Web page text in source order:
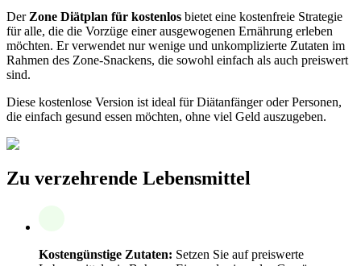
Der Zone Diätplan für kostenlos bietet eine kostenfreie Strategie
für alle, die die Vorzüge einer ausgewogenen Ernährung erleben
möchten. Er verwendet nur wenige und unkomplizierte Zutaten im
Rahmen des Zone-Snackens, die sowohl einfach als auch preiswert
sind.
Diese kostenlose Version ist ideal für Diätanfänger oder Personen,
die einfach gesund essen möchten, ohne viel Geld auszugeben.
Zu verzehrende Lebensmittel
Kostengünstige Zutaten: Setzen Sie auf preiswerte